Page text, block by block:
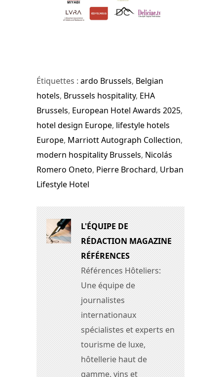
Étiquettes : ardo Brussels, Belgian
hotels, Brussels hospitality, EHA
Brussels, European Hotel Awards 2025,
hotel design Europe, lifestyle hotels
Europe, Marriott Autograph Collection,
modern hospitality Brussels, Nicolás
Romero Oneto, Pierre Brochard, Urban
Lifestyle Hotel
L'ÉQUIPE DE
RÉDACTION MAGAZINE
RÉFÉRENCES
Références Hôteliers:
Une équipe de
journalistes
internationaux
spécialistes et experts en
tourisme de luxe,
hôtellerie haut de
gamme, vins et